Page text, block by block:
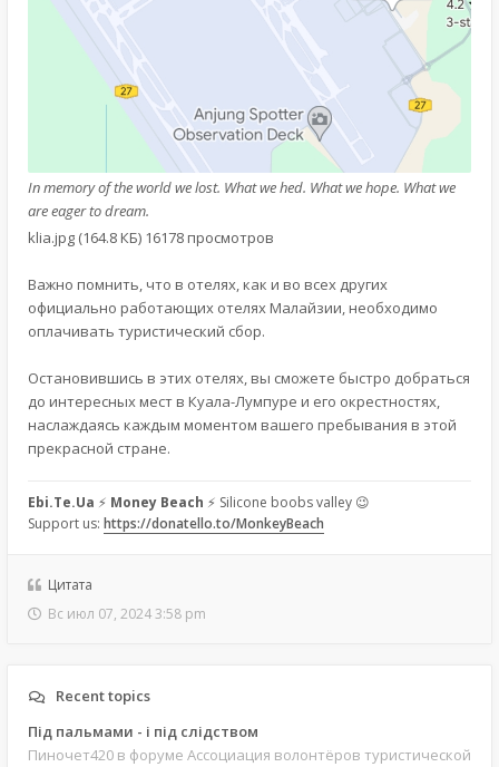
In memory of the world we lost. What we hed. What we hope. What we
are eager to dream.
klia.jpg (164.8 КБ) 16178 просмотров
Важно помнить, что в отелях, как и во всех других
официально работающих отелях Малайзии, необходимо
оплачивать туристический сбор.
Остановившись в этих отелях, вы сможете быстро добраться
до интересных мест в Куала-Лумпуре и его окрестностях,
наслаждаясь каждым моментом вашего пребывания в этой
прекрасной стране.
Ebi.Te.Ua ⚡ Money Beach ⚡ Silicone boobs valley 😉
Support us: https://donatello.to/MonkeyBeach
Цитата
Вс июл 07, 2024 3:58 pm
Recent topics
Під пальмами - і під слідством
Пиночет420 в форуме Ассоциация волонтёров туристической